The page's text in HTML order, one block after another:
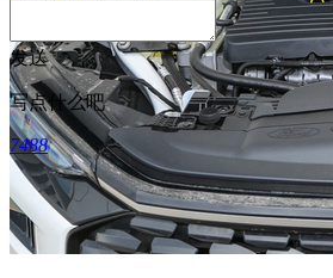
发送
写点什么吧
7488